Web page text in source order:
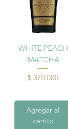
WHITE PEACH
MATCHA
Precio
$ 370.000
Agregar al
carrito